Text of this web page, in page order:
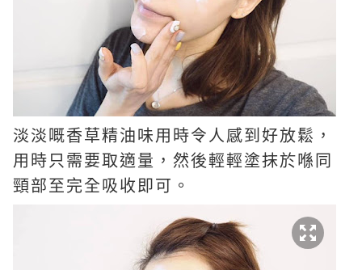
淡淡嘅香草精油味用時令人感到好放鬆，
用時只需要取適量，然後輕輕塗抹於喺同
頸部至完全吸收即可。